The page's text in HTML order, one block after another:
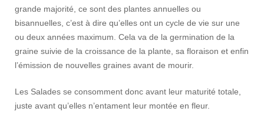
grande majorité, ce sont des plantes annuelles ou
bisannuelles, c’est à dire qu’elles ont un cycle de vie sur une
ou deux années maximum. Cela va de la germination de la
graine suivie de la croissance de la plante, sa floraison et enfin
l’émission de nouvelles graines avant de mourir.
Les Salades se consomment donc avant leur maturité totale,
juste avant qu’elles n’entament leur montée en fleur.